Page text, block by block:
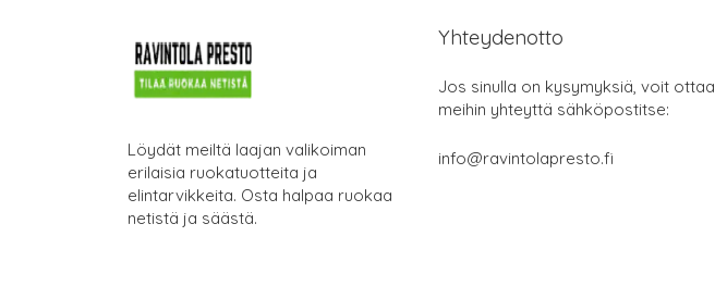
Löydät meiltä laajan valikoiman
erilaisia ruokatuotteita ja
elintarvikkeita. Osta halpaa ruokaa
netistä ja säästä.
Yhteydenotto
Jos sinulla on kysymyksiä, voit ottaa
meihin yhteyttä sähköpostitse:
info@ravintolapresto.fi